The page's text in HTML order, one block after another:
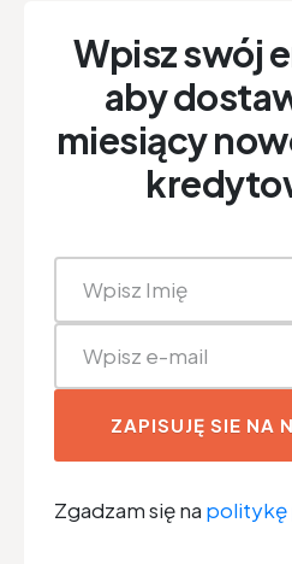
Wpisz swój
aby
miesiący
ZAPISUJĘ SIE NA
Zgadzam się na politykę